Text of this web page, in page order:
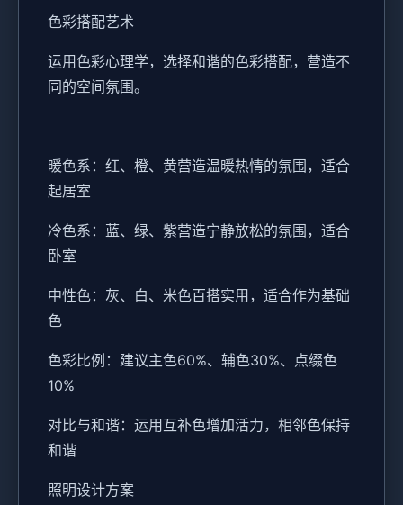
色彩搭配艺术
运用色彩心理学，选择和谐的色彩搭配，营造不
同的空间氛围。
暖色系：红、橙、黄营造温暖热情的氛围，适合
起居室
冷色系：蓝、绿、紫营造宁静放松的氛围，适合
卧室
中性色：灰、白、米色百搭实用，适合作为基础
色
色彩比例：建议主色60%、辅色30%、点缀色
10%
对比与和谐：运用互补色增加活力，相邻色保持
和谐
照明设计方案